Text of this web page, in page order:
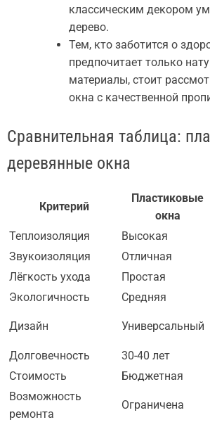
классическим декором
дерево.
Тем, кто заботится о
предпочитает только
материалы, стоит
окна с качественной
Сравнительная таблица:
деревянные окна
Критерий
Пластиковые
окна
Теплоизоляция
Высокая
Звукоизоляция
Отличная
Лёгкость ухода
Простая
Экологичность
Средняя
Дизайн Универсальный
Долговечность
30-40 лет
Стоимость
Бюджетная
Возможность
ремонта
Ограничена